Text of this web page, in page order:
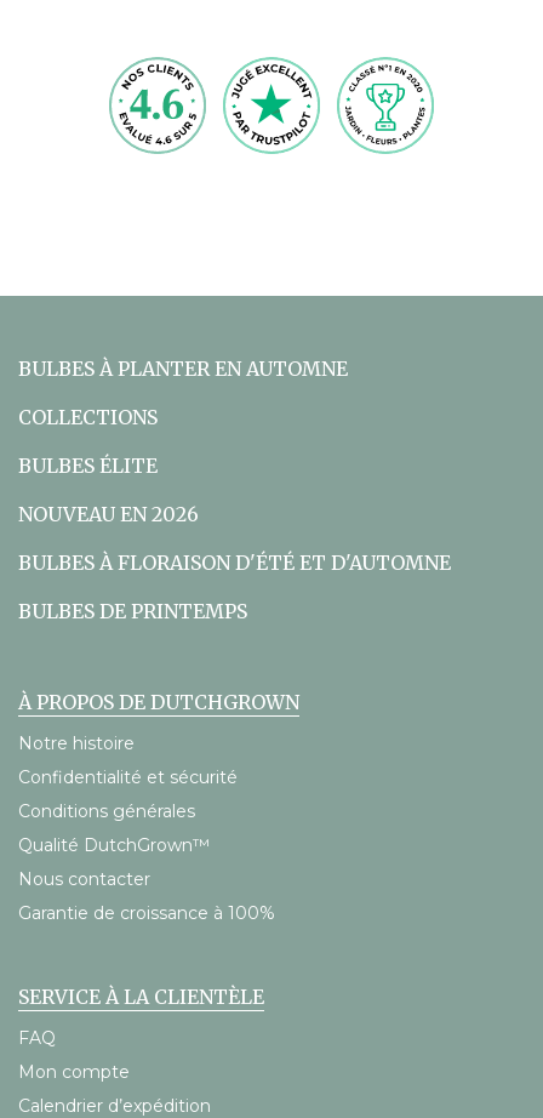
BULBES À PLANTER EN AUTOMNE
COLLECTIONS
BULBES ÉLITE
NOUVEAU EN 2026
BULBES À FLORAISON D'ÉTÉ ET D'AUTOMNE
BULBES DE PRINTEMPS
À PROPOS DE DUTCHGROWN
Notre histoire
Confidentialité et sécurité
Conditions générales
Qualité DutchGrown™
Nous contacter
Garantie de croissance à 100%
SERVICE À LA CLIENTÈLE
FAQ
Mon compte
Calendrier d’expédition